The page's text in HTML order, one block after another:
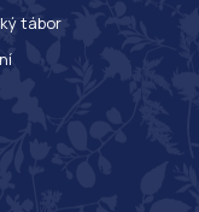
tábor